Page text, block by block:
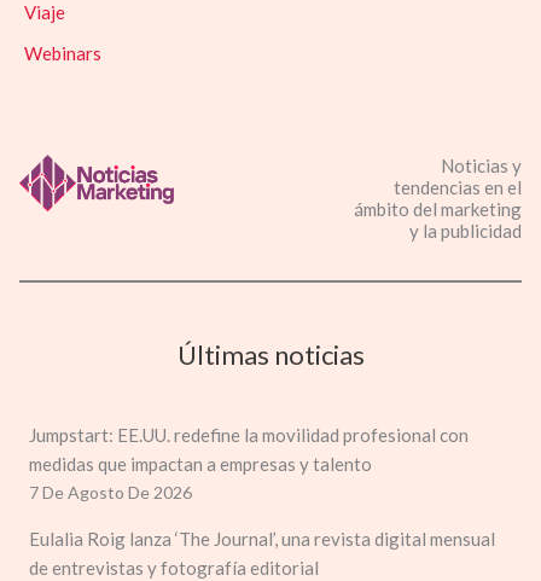
Viaje
Webinars
Noticias y
tendencias en el
ámbito del marketing
y la publicidad
Últimas noticias
Jumpstart: EE.UU. redefine la movilidad profesional con
medidas que impactan a empresas y talento
7 De Agosto De 2026
Eulalia Roig lanza ‘The Journal’, una revista digital mensual
de entrevistas y fotografía editorial